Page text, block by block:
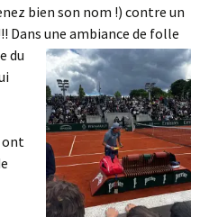
bien son nom !) contre un
Dans une ambiance de folle
du
ont